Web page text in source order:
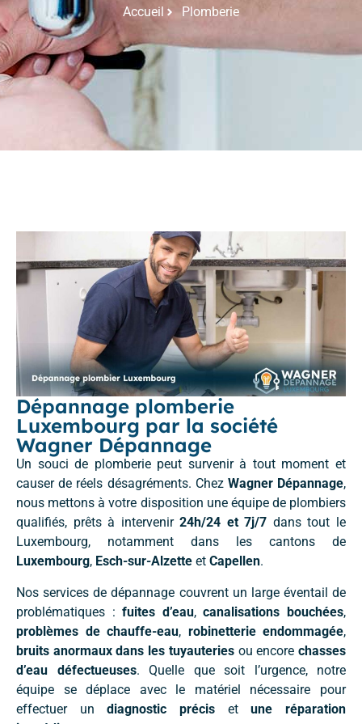
Accueil Plomberie
Dépannage plomberie
Luxembourg par la société
Wagner Dépannage
Un souci de plomberie peut survenir à tout moment et
causer de réels désagréments. Chez Wagner Dépannage,
nous mettons à votre disposition une équipe de plombiers
qualifiés, prêts à intervenir24h/24 et 7j/7 dans tout le
Luxembourg, notamment dans les cantons de
Luxembourg, Esch-sur-Alzette et Capellen.
Nos services de dépannage couvrent un large éventail de
problématiques :fuites d’eau,canalisations bouchées,
problèmes de chauffe-eau, robinetterie endommagée,
bruits anormaux dans les tuyauteriesou encorechasses
d’eau défectueuses. Quelle que soit l’urgence, notre
équipe se déplace avec le matériel nécessaire pour
effectuer undiagnostic précis etune réparation